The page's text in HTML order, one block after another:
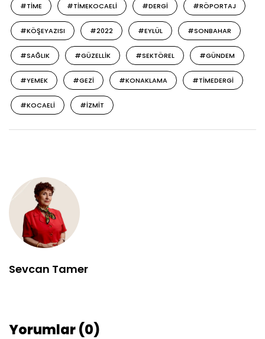
#TIME #TIMEKOCAELI #DERGI #RÖPORTAJ
#KÖŞEYAZISI #2022 #EYLÜL #SONBAHAR
#SAĞLIK #GÜZELLIK #SEKTÖREL #GÜNDEM
#YEMEK #GEZI #KONAKLAMA #TIMEDERGI
#KOCAELI #IZMIT
Sevcan Tamer
Yorumlar (0)